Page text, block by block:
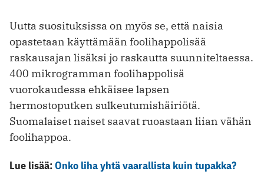
Uutta suosituksissa on myös se, että naisia
opastetaan käyttämään foolihappolisää
raskausajan lisäksi jo raskautta suunniteltaessa.
400 mikrogramman foolihappolisä
vuorokaudessa ehkäisee lapsen
hermostoputken sulkeutumishäiriötä.
Suomalaiset naiset saavat ruoastaan liian vähän
foolihappoa.
Lue lisää:Onko liha yhtä vaarallista kuin tupakka?